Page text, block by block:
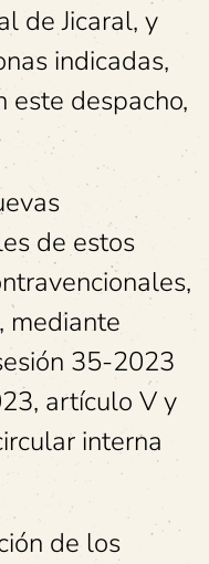
de Jicaral, y
indicadas,
este despacho,
de estos
mediante
35-2023
artículo V y
interna
de los